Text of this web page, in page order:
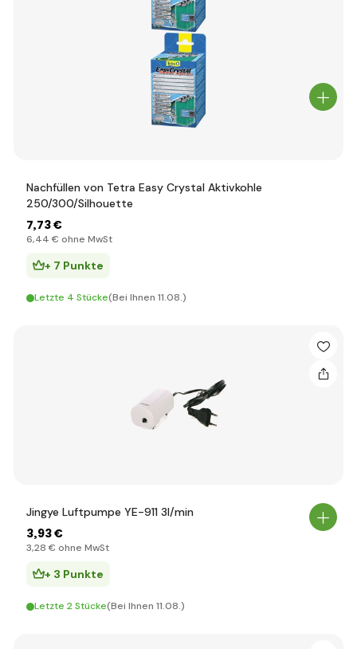
Nachfüllen von Tetra Easy Crystal Aktivkohle
250/300/Silhouette
7,73 €
6,44 € ohne MwSt
+ 7 Punkte
Letzte 4 Stücke(Bei Ihnen 11.08.)
Jingye Luftpumpe YE-911 3l/min
3,93 €
3,28 € ohne MwSt
+ 3 Punkte
Letzte 2 Stücke(Bei Ihnen 11.08.)